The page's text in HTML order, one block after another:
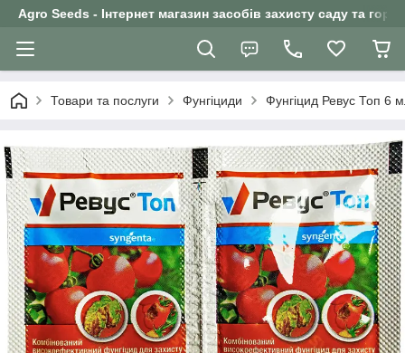
Agro Seeds - Інтернет магазин засобів захисту саду та
Товари та послуги Фунгіциди Фунгіцид Ревус Топ 6